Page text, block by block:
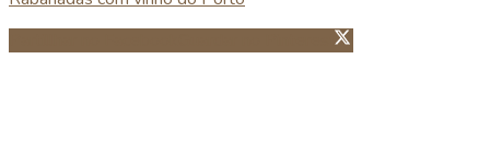
Guardar no Pinterest